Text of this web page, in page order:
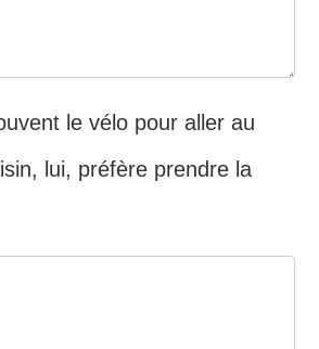
le vélo pour aller au
lui, préfère prendre la